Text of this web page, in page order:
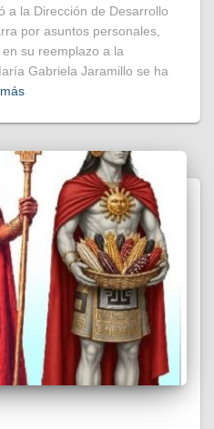
a la Dirección de Desarrollo
por asuntos personales,
su reemplazo a la
Gabriela Jaramillo se ha